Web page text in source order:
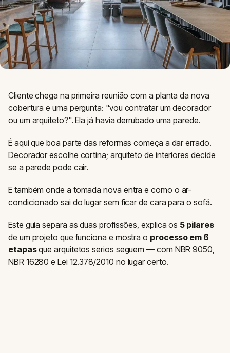
Cliente chega na primeira reunião com a planta da nova
cobertura e uma pergunta: "vou contratar um decorador
ou um arquiteto?". Ela já havia derrubado uma parede.
É aqui que boa parte das reformas começa a dar errado.
Decorador escolhe cortina; arquiteto de interiores decide
se a parede pode cair.
E também onde a tomada nova entra e como o ar-
condicionado sai do lugar sem ficar de cara para o sofá.
Este guia separa as duas profissões, explica os 5 pilares
de um projeto que funciona e mostra o processo em 6
etapasque arquitetos serios seguem — com NBR 9050,
NBR 16280 e Lei 12.378/2010 no lugar certo.